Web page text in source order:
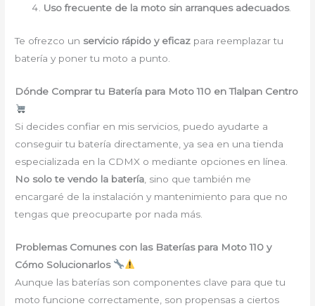
Uso frecuente de la moto sin arranques adecuados.
Te ofrezco un servicio rápido y eficaz para reemplazar tu
batería y poner tu moto a punto.
Dónde Comprar tu Batería para Moto 110 en Tlalpan Centro
Si decides confiar en mis servicios, puedo ayudarte a
conseguir tu batería directamente, ya sea en una tienda
especializada en la CDMX o mediante opciones en línea.
No solo te vendo la batería , sino que también me
encargaré de la instalación y mantenimiento para que no
tengas que preocuparte por nada más.
Problemas Comunes con las Baterías para Moto 110 y
Cómo Solucionarlos
Aunque las baterías son componentes clave para que tu
moto funcione correctamente, son propensas a ciertos